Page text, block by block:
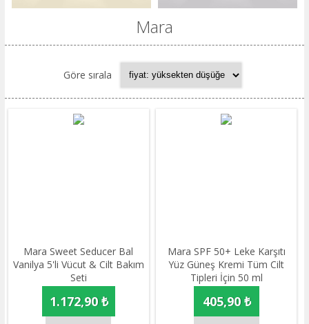
Mara
Göre sırala
Mara Sweet Seducer Bal
Vanilya 5'li Vücut & Cilt Bakım
Seti
1.172,90 ₺
Mara SPF 50+ Leke Karşıtı
Yüz Güneş Kremi Tüm Cilt
Tipleri İçin 50 ml
405,90 ₺